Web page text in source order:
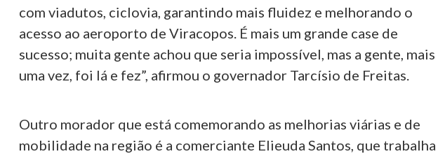
com viadutos, ciclovia, garantindo mais fluidez e melhorando o
acesso ao aeroporto de Viracopos. É mais um grande case de
sucesso; muita gente achou que seria impossível, mas a gente, mais
uma vez, foi lá e fez”, afirmou o governador Tarcísio de Freitas.
Outro morador que está comemorando as melhorias viárias e de
mobilidade na região é a comerciante Elieuda Santos, que trabalha